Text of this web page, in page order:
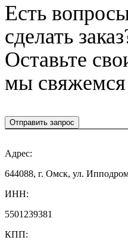
Есть
сделать
Оставьте
мы
Отправить запрос
Адрес:
644088, г. Омск, ул.
ИНН:
5501239381
КПП: